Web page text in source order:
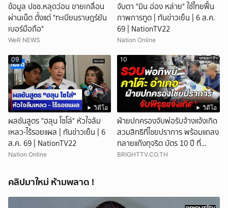
ข้อมูล ปชช.หลุดว่อน ขายเกลื่อน
ผ่านเน็ต ตั้งแต่ "ทะเบียนราษฎร์ยัน
เบอร์มือถือ"
WeR NEWS
จับตา "มิน อ่อง หล่าย" ใช้ไทยฟื้น
ภาพการทูต | ทันข่าวเย็น | 6 ส.ค.
69 | NationTV22
Nation Online
วิดีโอ
09
ผลชันสูตร "ฮลุน โซโล่" หัวใจล้ม
เหลว-ไร้รอยแผล | ทันข่าวเย็น | 6
ส.ค. 69 | NationTV22
Nation Online
วิดีโอ
10
ฝ่ายปกครองจับพ่อรับจ้างแจ้งเกิด
สวมสิทธิที่ไชยปราการ พร้อมแถลง
ทลายแก๊งทุจริต บัตร 10 ปี ที่
แม่สอด
BRIGHTTV.CO.TH
คลิปมาใหม่ ห้ามพลาด !